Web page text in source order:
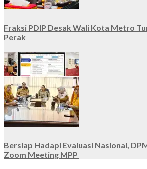
Fraksi PDIP Desak Wali Kota Metro
Perak
Bersiap Hadapi Evaluasi Nasional,
Zoom Meeting MPP